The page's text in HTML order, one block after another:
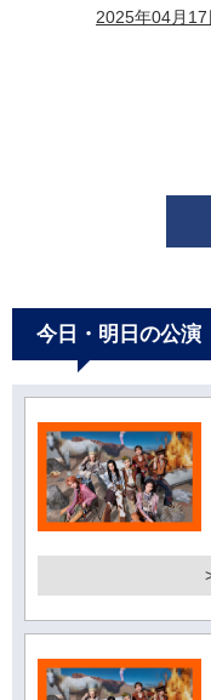
2025年04月
今日・明日の公演